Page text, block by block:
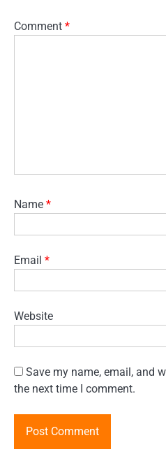
Comment *
Name *
Email *
Website
Save my name, email, and
the next time I comment.